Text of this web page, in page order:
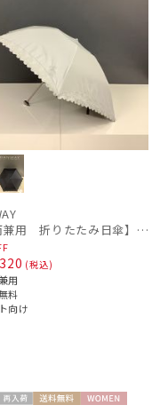
【晴雨兼用 折りたたみ日傘】ハンウェイ（ＨＡＮＷＡＹ）Lace（レース）
(税込)
用
料
向け